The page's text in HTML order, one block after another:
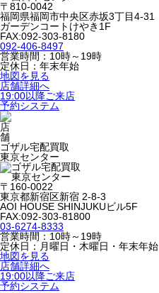
〒810-0042
福岡県福岡市中央区赤坂3丁目4-31
ガーデンコートけやき1F
FAX:092-303-8180
092-406-8497
営業時間：10時～19時
定休日：年末年始
地図を見る
店舗詳細へ
19:00以降ご来店
予約システム
ゴザル宅配買取
東京センター
〒160-0022
東京都新宿区新宿 2-8-3
AOI HOUSE SHINJUKUビル5F
FAX:092-303-81800
03-6274-8333
営業時間：10時～19時
定休日：月曜日・木曜日・年末年始
地図を見る
店舗詳細へ
19:00以降ご来店
予約システム